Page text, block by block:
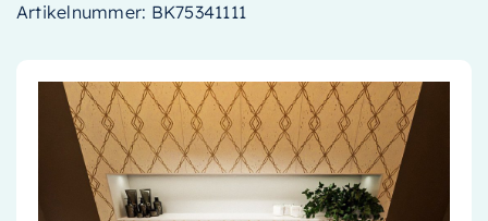
Badkamermeubels
Radiatoren
Accessoires
Installatiemateriaal
Artikelnummer: BK75341111